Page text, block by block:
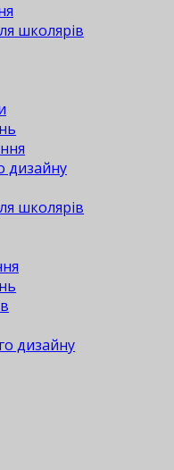
школярів
дизайну
школярів
дизайну